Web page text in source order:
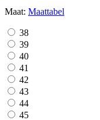
Maat: Maattabel
38
39
40
41
42
43
44
45